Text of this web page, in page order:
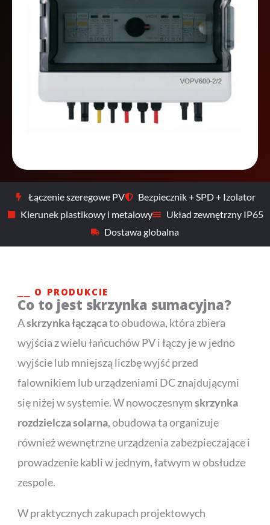
Łączenie szeregowe PV
Bezpiecznik + SPD + Izolator
Kierunek plastikowy i metalowy
Układ zewnętrzny IP65
Dostawa globalna
⎯⎯ O PRODUKCIE
Co to jest skrzynka sumacyjna?
Askrzynka łączącato obudowa, która zbiera
wyjścia z wielu łańcuchów PV i łączy je w jedno
wyjście lub mniejszą liczbę wyjść przed
falownikiem lub urządzeniami DC znajdującymi
się niżej w systemie. W nowoczesnymskrzynka
rozdzielcza solarna, obudowa ta organizuje
również wewnętrzne urządzenia zabezpieczające i
prowadzenie kabli w jednym, łatwym w obsłudze
zespole.
W praktycznych zakupach projektowych